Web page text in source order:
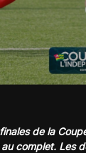
de la
complet. Les